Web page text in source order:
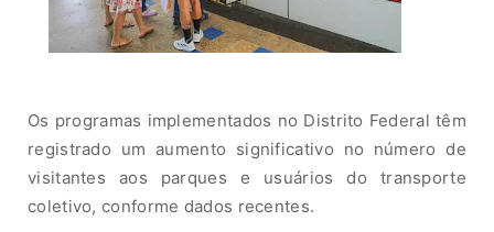
Os programas implementados no Distrito Federal têm
registrado umaumento significativo no númerode
visitantes aos parques e usuáriosdo transporte
coletivo, conforme dados recentes.